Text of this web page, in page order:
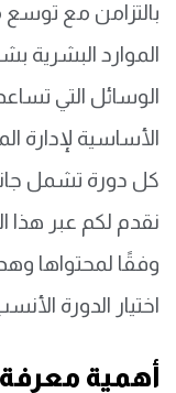
الموارد البشرية
الوسائل التي
الأساسية
نقدم لكم عبر هذا
وفقًا لمحتواها
اختيار الدورة